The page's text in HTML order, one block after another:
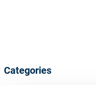
Categories